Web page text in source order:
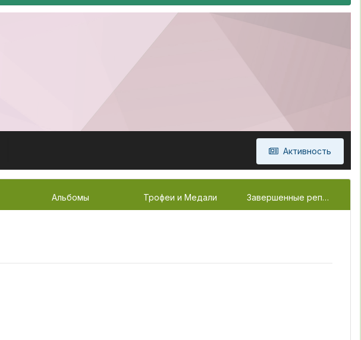
Активность
Альбомы Трофеи и Медали Завершенные репорты